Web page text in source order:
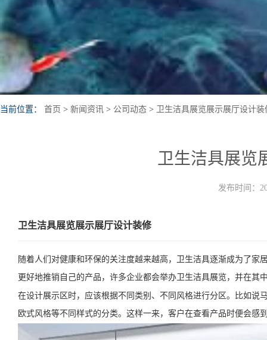
当前位置： 首页 > 新闻资讯 > 公司动态 > 卫生洁具展览展示展厅设计装
卫生洁具展览
发布时间：
卫生洁具展览展示展厅设计装修
随着人们对健康和环保的关注度越来越高，卫生洁具逐渐成为了
更好地推销自己的产品，许多企业都会举办卫生洁具展览，并在
在设计展示区时，应该根据不同类别、不同风格进行分区。比如说
欧式风格等不同样式的分类。这样一来，客户在查看产品时便会感